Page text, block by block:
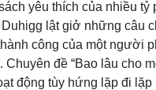
yêu thích của nhiều tỷ
lật giở những câu
công của một người
đề “Bao lâu cho
động tùy hứng lặp đi lặp